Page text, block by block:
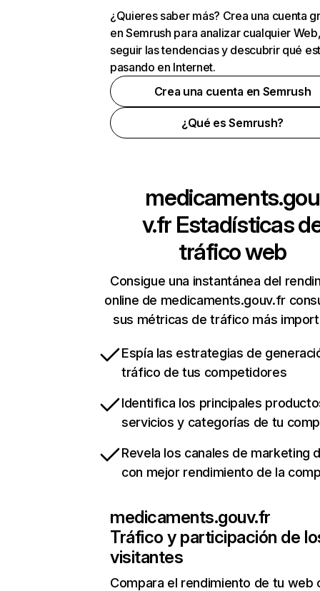
¿Quieres saber más? Crea una cuenta
en Semrush para analizar cualquier
seguir las tendencias y descubrir qué
pasando en Internet.
Crea una cuenta en Semrush
¿Qué es Semrush?
medicaments.gou
v.fr Estadísticas
tráfico web
Consigue una instantánea del
online de medicaments.gouv.fr
sus métricas de tráfico más
Espía las estrategias de
tráfico de tus competidores
Identifica los principales
servicios y categorías de tu
Revela los canales de marketing
con mejor rendimiento de la
medicaments.gouv.fr
Tráfico y participación de
visitantes
Compara el rendimiento de tu web